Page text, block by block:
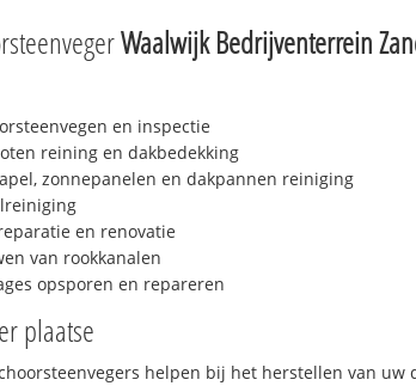
Waalwijk Bedrijventerrein
en inspectie
reining en dakbedekking
zonnepanelen en dakpannen reiniging
en renovatie
van rookkanalen
opsporen en repareren
plaatse
helpen bij het herstellen van uw